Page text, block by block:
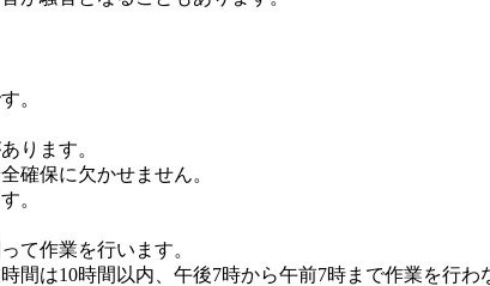
。
ります。
確保に欠かせません。
。
て作業を行います。
は10時間以内、午後7時から午前7時まで作業を行わ